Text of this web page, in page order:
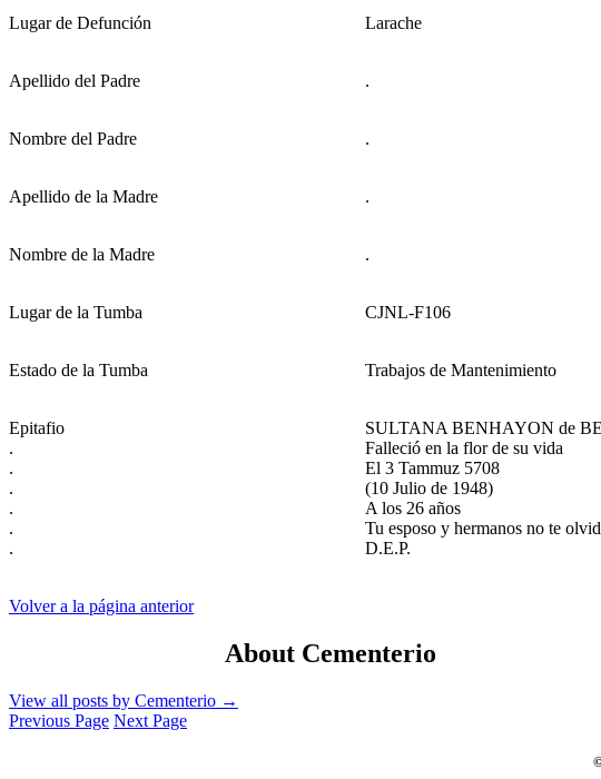
Lugar de Defunción Larache
Apellido del Padre .
Nombre del Padre .
Apellido de la Madre .
Nombre de la Madre .
Lugar de la Tumba CJNL-F106
Estado de la Tumba Trabajos de Mantenimiento
Epitafio
SULTANA BENHAYON de
.
Falleció en la flor de su vida
.
El 3 Tammuz 5708
.
(10 Julio de 1948)
.
A los 26 años
.
Tu esposo y hermanos no te
.
D.E.P.
Volver a la página anterior
About Cementerio
View all posts by Cementerio →
Previous Page Next Page